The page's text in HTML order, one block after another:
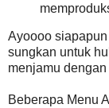
Ayoooo
sungkan untuk
menjamu
Beberapa Menu